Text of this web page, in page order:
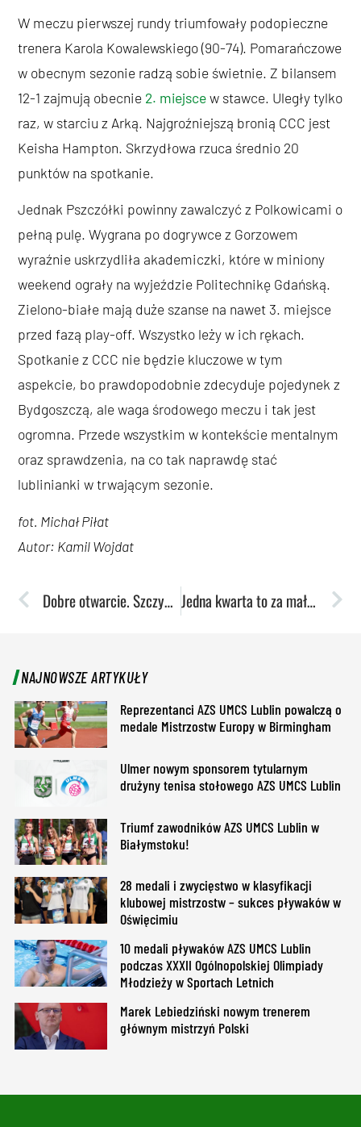
W meczu pierwszej rundy triumfowały podopieczne
trenera Karola Kowalewskiego (90-74). Pomarańczowe
w obecnym sezonie radzą sobie świetnie. Z bilansem
12-1 zajmują obecnie 2. miejscew stawce. Uległy tylko
raz, w starciu z Arką. Najgroźniejszą bronią CCC jest
Keisha Hampton. Skrzydłowa rzuca średnio 20
punktów na spotkanie.
Jednak Pszczółki powinny zawalczyć z Polkowicami o
pełną pulę. Wygrana po dogrywce z Gorzowem
wyraźnie uskrzydliła akademiczki, które w miniony
weekend ograły na wyjeździe Politechnikę Gdańską.
Zielono-białe mają duże szanse na nawet 3. miejsce
przed fazą play-off. Wszystko leży w ich rękach.
Spotkanie z CCC nie będzie kluczowe w tym
aspekcie, bo prawdopodobnie zdecyduje pojedynek z
Bydgoszczą, ale waga środowego meczu i tak jest
ogromna. Przede wszystkim w kontekście mentalnym
oraz sprawdzenia, na co tak naprawdę stać
lublinianki w trwającym sezonie.
fot. Michał Piłat
Autor: Kamil Wojdat
Dobre otwarcie. Szczypiornistki pokonują Radom Jedna kwarta to za mało. Pszczółka przegrywa z CCC
NAJNOWSZE ARTYKUŁY
Reprezentanci AZS UMCS Lublin powalczą o
medale Mistrzostw Europy w Birmingham
Ulmer nowym sponsorem tytularnym
drużyny tenisa stołowego AZS UMCS Lublin
Triumf zawodników AZS UMCS Lublin w
Białymstoku!
28 medali i zwycięstwo w klasyfikacji
klubowej mistrzostw – sukces pływaków w
Oświęcimiu
10 medali pływaków AZS UMCS Lublin
podczas XXXII Ogólnopolskiej Olimpiady
Młodzieży w Sportach Letnich
Marek Lebiedziński nowym trenerem
głównym mistrzyń Polski